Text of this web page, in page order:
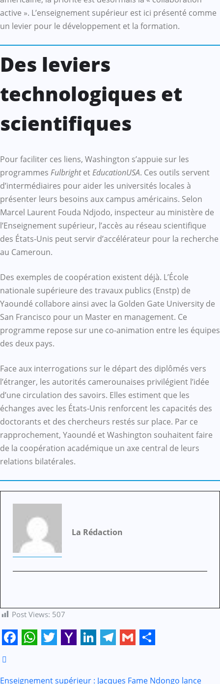
active ». L’enseignement supérieur est ici présenté comme
un levier pour le développement et la formation.
Des leviers
technologiques et
scientifiques
Pour faciliter ces liens, Washington s’appuie sur les
programmes FulbrightetEducationUSA. Ces outils servent
d’intermédiaires pour aider les universités locales à
présenter leurs besoins aux campus américains. Selon
Marcel Laurent Fouda Ndjodo, inspecteur au ministère de
l’Enseignement supérieur, l’accès au réseau scientifique
des États-Unis peut servir d’accélérateur pour la recherche
au Cameroun.
Des exemples de coopération existent déjà. L’École
nationale supérieure des travaux publics (Enstp) de
Yaoundé collabore ainsi avec la Golden Gate University de
San Francisco pour un Master en management. Ce
programme repose sur une co-animation entre les équipes
des deux pays.
Face aux interrogations sur le départ des diplômés vers
l’étranger, les autorités camerounaises privilégient l’idée
d’une circulation des savoirs. Elles estiment que les
échanges avec les États-Unis renforcent les capacités des
doctorants et des chercheurs restés sur place. Par ce
rapprochement, Yaoundé et Washington souhaitent faire
de la coopération académique un axe central de leurs
relations bilatérales.
La Rédaction
Post Views: 507
Facebook
Enseignement supérieur : Jacques Fame Ndongo lance